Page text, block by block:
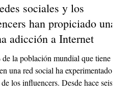
sociales y los
han propiciado una
adicción a Internet
la población mundial que tiene
una red social ha experimentado la
los influencers. Desde hace seis